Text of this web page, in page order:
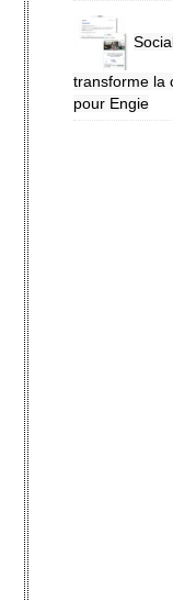
transforme la
pour Engie